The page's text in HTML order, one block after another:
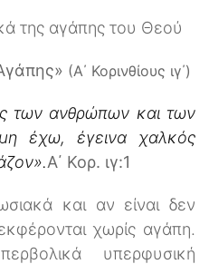
της αγάπης του Θεού
(Α΄ Κορινθίους ιγ΄)
των ανθρώπων και των
έχω, έγεινα χαλκός
Α΄ Κορ. ιγ:1
και αν είναι δεν
χωρίς αγάπη.
υπερφυσική